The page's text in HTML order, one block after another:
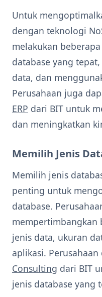
Untuk
dengan teknologi
melakukan
database yang
data, dan
Perusahaan juga
ERP dari BIT untuk
dan meningkatkan
Memilih Jenis
Memilih jenis
penting untuk
database.
mempertimbangkan
jenis data, ukuran
aplikasi.
Consulting dari BIT
jenis database yang